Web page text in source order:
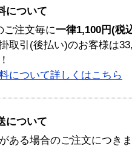
について
ご注文毎に一律1,100円(税
取引(後払い)のお客様は
について詳しくはこちら
について
ある場合のご注文につき